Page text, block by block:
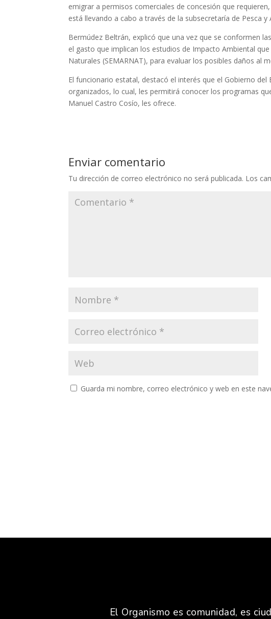
emigrar a permisos comerciales de concesión que
está llevando a cabo a través de la subsecretaría de Pesca y
Bermúdez Beltrán, explicó que una vez que se conformen
el gasto que implican los estudios de Impacto Ambiental
Naturales (SEMARNAT), para evaluar los posibles daños al
El funcionario estatal, destacó el interés que el Gobierno
organizados, lo cual, les permitirá conocer los programas
Manuel Castro Cosío, les ofrece.
Enviar comentario
Tu dirección de correo electrónico no será publicada. Los
Guarda mi nombre, correo electrónico y web en este
El Organismo es comunidad, es